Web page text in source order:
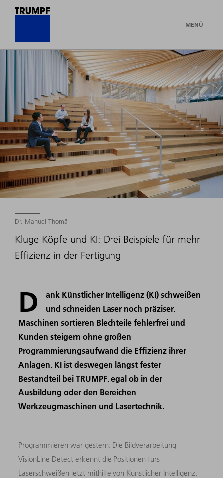
MENÜ
Dr. Manuel Thomä
Kluge Köpfe und KI: Drei Beispiele für mehr
Effizienz in der Fertigung
D
ank Künstlicher Intelligenz (KI) schweißen
und schneiden Laser noch präziser.
Maschinen sortieren Blechteile fehlerfrei und
Kunden steigern ohne großen
Programmierungsaufwand die Effizienz ihrer
Anlagen. KI ist deswegen längst fester
Bestandteil bei TRUMPF, egal ob in der
Ausbildung oder den Bereichen
Werkzeugmaschinen und Lasertechnik.
Programmieren war gestern: Die Bildverarbeitung
VisionLine Detect erkennt die Positionen fürs
Laserschweißen jetzt mithilfe von Künstlicher Intelligenz.